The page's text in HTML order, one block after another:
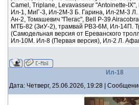
Camel, Triplane, Levavasseur "Antoinette-
Ил-1, МиГ-3, Ил-2М-3 Б. Гарина, Ил-2М-3 Л.
Ан-2, Томашевич "Пегас", Bell P-39
МТБ-82 (ЗиУ-2), трамвай РВЗ-6М, Ил-14П.
(Самодельная версия от Ереванского
Ил-10М. Ил-8 (Первая версия), Ил-2 Л.
Ил-18
Дата: Четверг, 25.06.2026, 19:28 |